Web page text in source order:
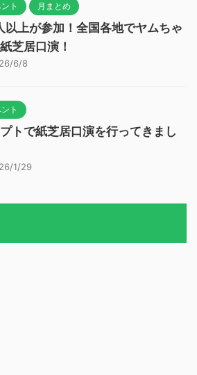
ト 月まとめ
以上が参加！全国各地でヤムちゃ
芝居口演！
6/8
ト
トで紙芝居口演を行ってきまし
1/29